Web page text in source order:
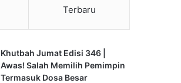
Terbaru
Khutbah Jumat Edisi 346 |
Awas! Salah Memilih Pemimpin
Termasuk Dosa Besar